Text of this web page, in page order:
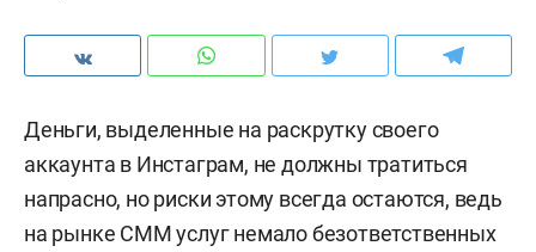
Деньги, выделенные на раскрутку своего
аккаунта в Инстаграм, не должны тратиться
напрасно, но риски этому всегда остаются, ведь
на рынке СММ услуг немало безответственных